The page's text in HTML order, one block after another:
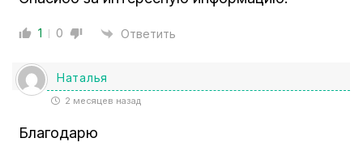
1 0 Ответить
Наталья
2 месяцев назад
Благодарю